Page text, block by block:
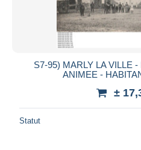
S7-95) MARLY LA VILLE
ANIMEE -
±
Statut